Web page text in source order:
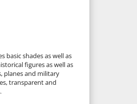
basic shades as well as
figures as well as
planes and military
transparent and